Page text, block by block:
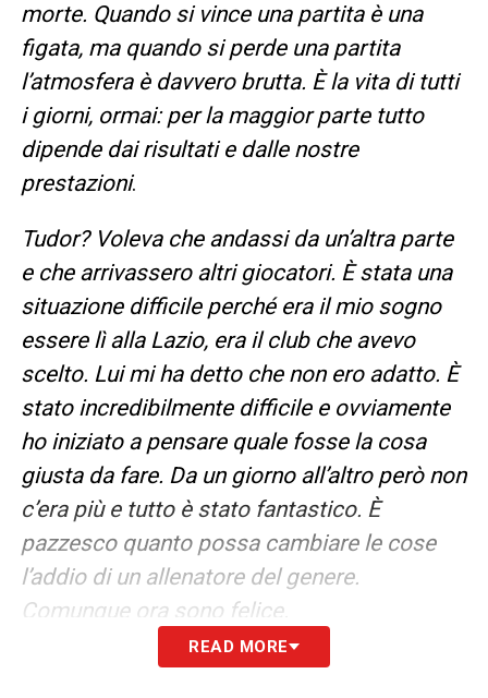
morte. Quando si vince una partita è una
figata, ma quando si perde una partita
l’atmosfera è davvero brutta. È la vita di tutti
i giorni, ormai: per la maggior parte tutto
dipende dai risultati e dalle nostre
prestazioni.
Tudor? Voleva che andassi da un’altra parte
e che arrivassero altri giocatori. È stata una
situazione difficile perché era il mio sogno
essere lì alla Lazio, era il club che avevo
scelto. Lui mi ha detto che non ero adatto. È
stato incredibilmente difficile e ovviamente
ho iniziato a pensare quale fosse la cosa
giusta da fare. Da un giorno all’altro però non
c’era più e tutto è stato fantastico. È
pazzesco quanto possa cambiare le cose
l’addio di un allenatore del genere.
Comunque ora sono felice.
Baroni? Sono grato che sia arrivato un altro
READ MORE